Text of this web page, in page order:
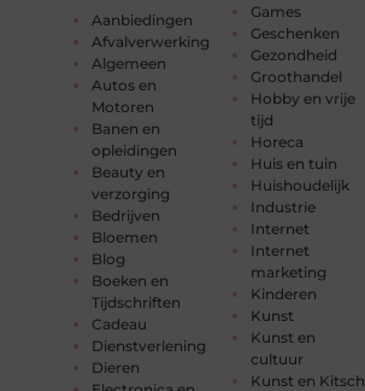
Aanbiedingen
Afvalverwerking
Algemeen
Autos en
Motoren
Banen en
opleidingen
Beauty en
verzorging
Bedrijven
Bloemen
Blog
Boeken en
Tijdschriften
Cadeau
Dienstverlening
Dieren
Games
Geschenken
Gezondheid
Groothandel
Hobby en vrije
tijd
Horeca
Huis en tuin
Huishoudelijk
Industrie
Internet
Internet
marketing
Kinderen
Kunst
Kunst en
cultuur
Kunst en Kitsch